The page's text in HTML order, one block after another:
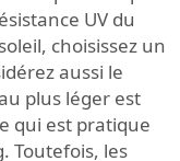
UV du
choisissez un
aussi le
plus léger est
qui est pratique
Toutefois, les